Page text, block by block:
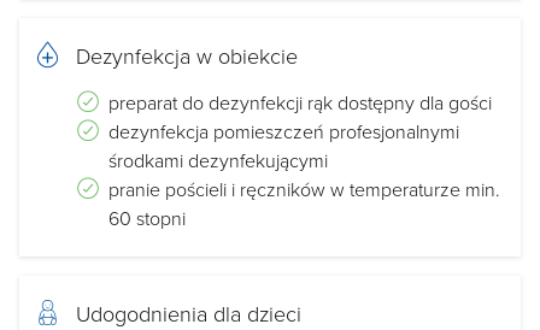
Dezynfekcja w obiekcie
preparat do dezynfekcji rąk dostępny dla gości
dezynfekcja pomieszczeń profesjonalnymi
środkami dezynfekującymi
pranie pościeli i ręczników w temperaturze min.
60 stopni
Udogodnienia dla dzieci